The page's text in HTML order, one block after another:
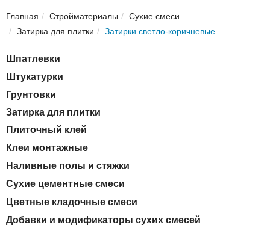
ЗВУКОИЗОЛЯЦИЯ
Главная
О компании
Доставка
Оплата
Контакты
Войти в магазин
Главная Стройматериалы
Сухие смеси
Затирка для плитки
Затирки светло-коричневые
Шпатлевки
Штукатурки
Грунтовки
Затирка для плитки
Плиточный клей
Клеи монтажные
Наливные полы и стяжки
Сухие цементные смеси
Цветные кладочные смеси
Добавки и модификаторы сухих смесей